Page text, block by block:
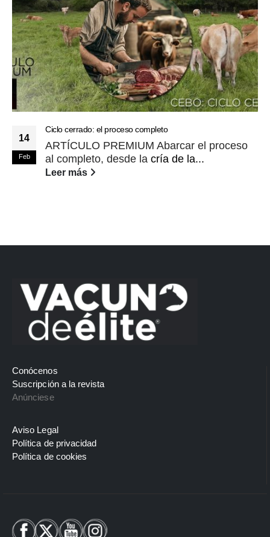
14
Feb
Ciclo cerrado: el proceso completo
ARTÍCULO PREMIUM Abarcar el proceso
al completo, desde la cría de la...
Leer más
Conócenos
Suscripción a la revista
Anúnciese
Aviso Legal
Política de privacidad
Política de cookies